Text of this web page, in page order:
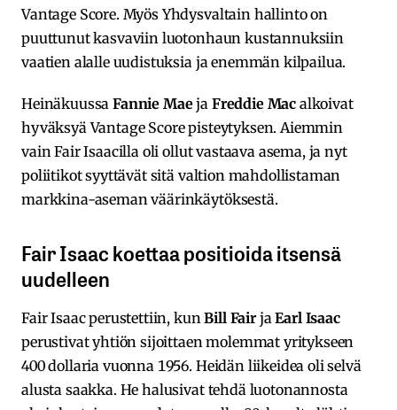
Vantage Score. Myös Yhdysvaltain hallinto on
puuttunut kasvaviin luotonhaun kustannuksiin
vaatien alalle uudistuksia ja enemmän kilpailua.
HeinäkuussaFannie Maeja Freddie Mac alkoivat
hyväksyä Vantage Score pisteytyksen. Aiemmin
vain Fair Isaacilla oli ollut vastaava asema, ja nyt
poliitikot syyttävät sitä valtion mahdollistaman
markkina-aseman väärinkäytöksestä.
Fair Isaac koettaa positioida itsensä
uudelleen
Fair Isaac perustettiin, kunBill FairjaEarl Isaac
perustivat yhtiön sijoittaen molemmat yritykseen
400 dollaria vuonna 1956. Heidän liikeidea oli selvä
alusta saakka. He halusivat tehdä luotonannosta